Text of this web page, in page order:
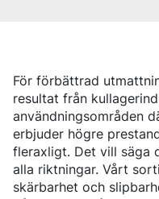
SMIDE
GRUV- OCH
BERGBORRNING
ÖVRIGA
CROMAX®
STÅLSORTER
ALLMÄNT
FJÄDERSTÅL
PLATTSTÅNG
SPECIALPROFILER
VIDAREFÖRÄDLADE
DRAGEN STÅNG
SLIPAD STÅNG
SKALSVARVAD
DIGITALA VERKTYG
STEEL NAVIGATOR
OVATRACK
SKROT- OCH
FORSKNING OCH
ERFARENHET OCH
KVALITET
HÅLLBARHET
MILJÖ
VÅR VÄG MOT
KLIMAT
EFFEKTIVA
PRODUKTER
ANVÄNDNING AV
KARRIÄR
LEDIGA TJÄNSTER
VARFÖR OVAKO?
ATT VÄXA HOS
OM OVAKO
EN VÄRLD AV STÅL
För förbättrad
resultat från
användningsområden
erbjuder högre
fleraxligt. Det vill säga
alla riktningar. Vårt
skärbarhet och